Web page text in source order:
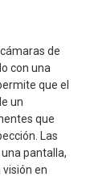
de
con una
que el
un
que
Las
pantalla,
visión en